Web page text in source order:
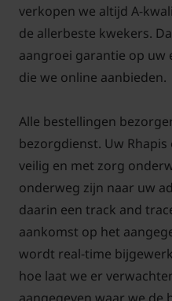
Waterbehoefte
De Rhapis excelsa heeft
waterbehoefte. Geef
de wortels constant nat
is belangrijk om
winter heeft de plant
zomer.
Voeding
verkopen we altijd A-
de allerbeste kwekers.
aangroei garantie op uw
die we online aanbieden.
Alle bestellingen
bezorgdienst. Uw
veilig en met zorg
onderweg zijn naar uw
daarin een track and
aankomst op het
wordt real-time
hoe laat we er